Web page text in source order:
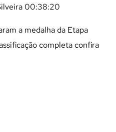
00:38:20
a medalha da Etapa
completa confira